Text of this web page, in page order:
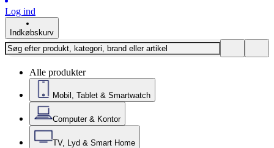
Log ind
Indkøbskurv
Alle produkter
Mobil, Tablet & Smartwatch
Computer & Kontor
TV, Lyd & Smart Home